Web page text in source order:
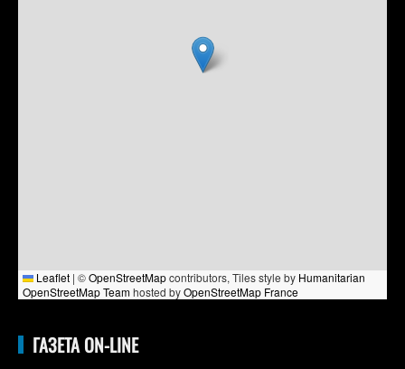
Leaflet | ©OpenStreetMapcontributors, Tiles style by Humanitarian
OpenStreetMap Teamhosted byOpenStreetMap France
ГАЗЕТА ON-LINE